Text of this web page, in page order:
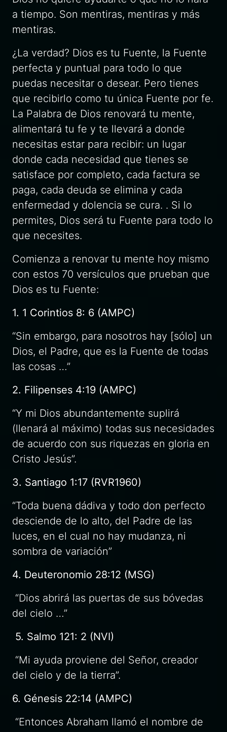
a tiempo. Son mentiras, mentiras y más
mentiras.
¿La verdad? Dios es tu Fuente, la Fuente
perfecta y puntual para todo lo que
puedas necesitar o desear. Pero tienes
que recibirlo como tu única Fuente por fe.
La Palabra de Dios renovará tu mente,
alimentará tu fe y te llevará a donde
necesitas estar para recibir: un lugar
donde cada necesidad que tienes se
satisface por completo, cada factura se
paga, cada deuda se elimina y cada
enfermedad y dolencia se cura. . Si lo
permites, Dios será tu Fuente para todo lo
que necesites.
Comienza a renovar tu mente hoy mismo
con estos 70 versículos que prueban que
Dios es tu Fuente:
1. 1 Corintios 8: 6 (AMPC)
“Sin embargo, para nosotros hay [sólo] un
Dios, el Padre, que es la Fuente de todas
las cosas …”
2. Filipenses 4:19 (AMPC)
“Y mi Dios abundantemente suplirá
(llenará al máximo) todas sus necesidades
de acuerdo con sus riquezas en gloria en
Cristo Jesús”.
3. Santiago 1:17 (RVR1960)
“Toda buena dádiva y todo don perfecto
desciende de lo alto, del Padre de las
luces, en el cual no hay mudanza, ni
sombra de variación”
4. Deuteronomio 28:12 (MSG)
“Dios abrirá las puertas de sus bóvedas
del cielo …”
5. Salmo 121: 2 (NVI)
“Mi ayuda proviene del Señor, creador
del cielo y de la tierra”.
6. Génesis 22:14 (AMPC)
“Entonces Abraham llamó el nombre de